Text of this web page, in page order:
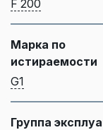
F 200
Марка по
истираемости
G1
Группа